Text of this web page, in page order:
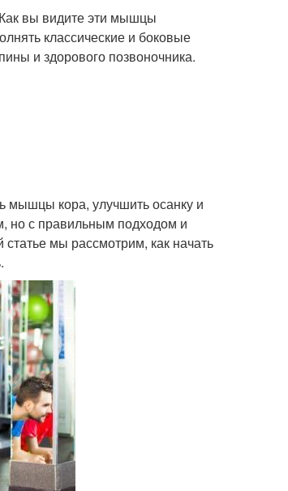
вы видите эти мышцы
классические и боковые
и здорового позвоночника.
мышцы кора, улучшить осанку и
но с правильным подходом и
мы рассмотрим, как начать